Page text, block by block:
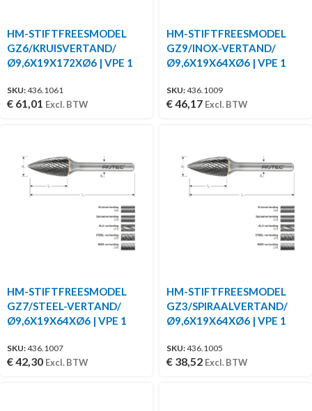
HM-STIFTFREESMODEL
GZ6/KRUISVERTAND/
Ø9,6X19X172XØ6 | VPE 1
SKU:436.1061
€ 61,01 Excl. BTW
HM-STIFTFREESMODEL
GZ9/INOX-VERTAND/
Ø9,6X19X64XØ6 | VPE 1
SKU:436.1009
€46,17 Excl. BTW
HM-STIFTFREESMODEL
GZ7/STEEL-VERTAND/
Ø9,6X19X64XØ6 | VPE 1
SKU:436.1007
€42,30 Excl. BTW
HM-STIFTFREESMODEL
GZ3/SPIRAALVERTAND/
Ø9,6X19X64XØ6 | VPE 1
SKU:436.1005
€ 38,52 Excl. BTW